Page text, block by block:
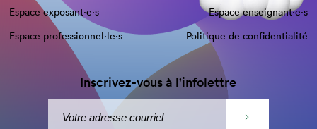
Espace exposant·e⋅s
Espace enseignant·e⋅s
Espace professionnel·le⋅s
Politique de confidentialité
Inscrivez-vous à l'infolettre